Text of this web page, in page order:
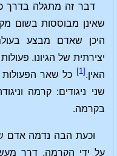
דבר זה מתגלה בדרך
שאינן מבוססות בשום
היכן שאדם מבצע
יצירתית של הגיונו.
האין. [1]
כל שאר הפעולות
שני ניגודים: קרמה
בקרמה.
וכעת הבה נדמה אדם
על ידי הקרמה. דרך